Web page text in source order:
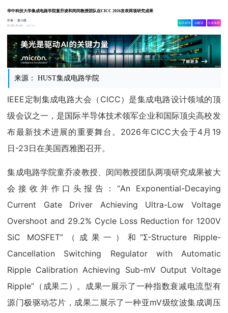
华中科技大学集成电路学院童乔凌和闵闰教授团队在CICC 2026发表两项研究成果
作者：集小微
05-08 20:44
2.5w
相关舆情 AI解读 生成海报
来源： HUST集成电路学院
IEEE定制集成电路大会（CICC）是集成电路设计领域的顶
级会议之一，是国际半导体技术领军企业和国际顶尖高校发
布最新技术进展的重要舞台。2026年CICC大会于4月19
日-23日在美国西雅图召开。
集成电路学院童乔凌教授、闵闰教授团队两项研究成果被大
会接收并作口头报告：“An Exponential-Decaying
Current Gate Driver Achieving Ultra-Low Voltage
Overshoot and 29.2% Cycle Loss Reduction for 1200V
SiC MOSFET”（成果一）和“Σ-Structure Ripple-
Cancellation Switching Regulator with Automatic
Ripple Calibration Achieving Sub-mV Output Voltage
Ripple”（成果二）。成果一展示了一种指数衰减电流型有
源门极驱动芯片，成果二展示了一种亚mV级纹波集成调压